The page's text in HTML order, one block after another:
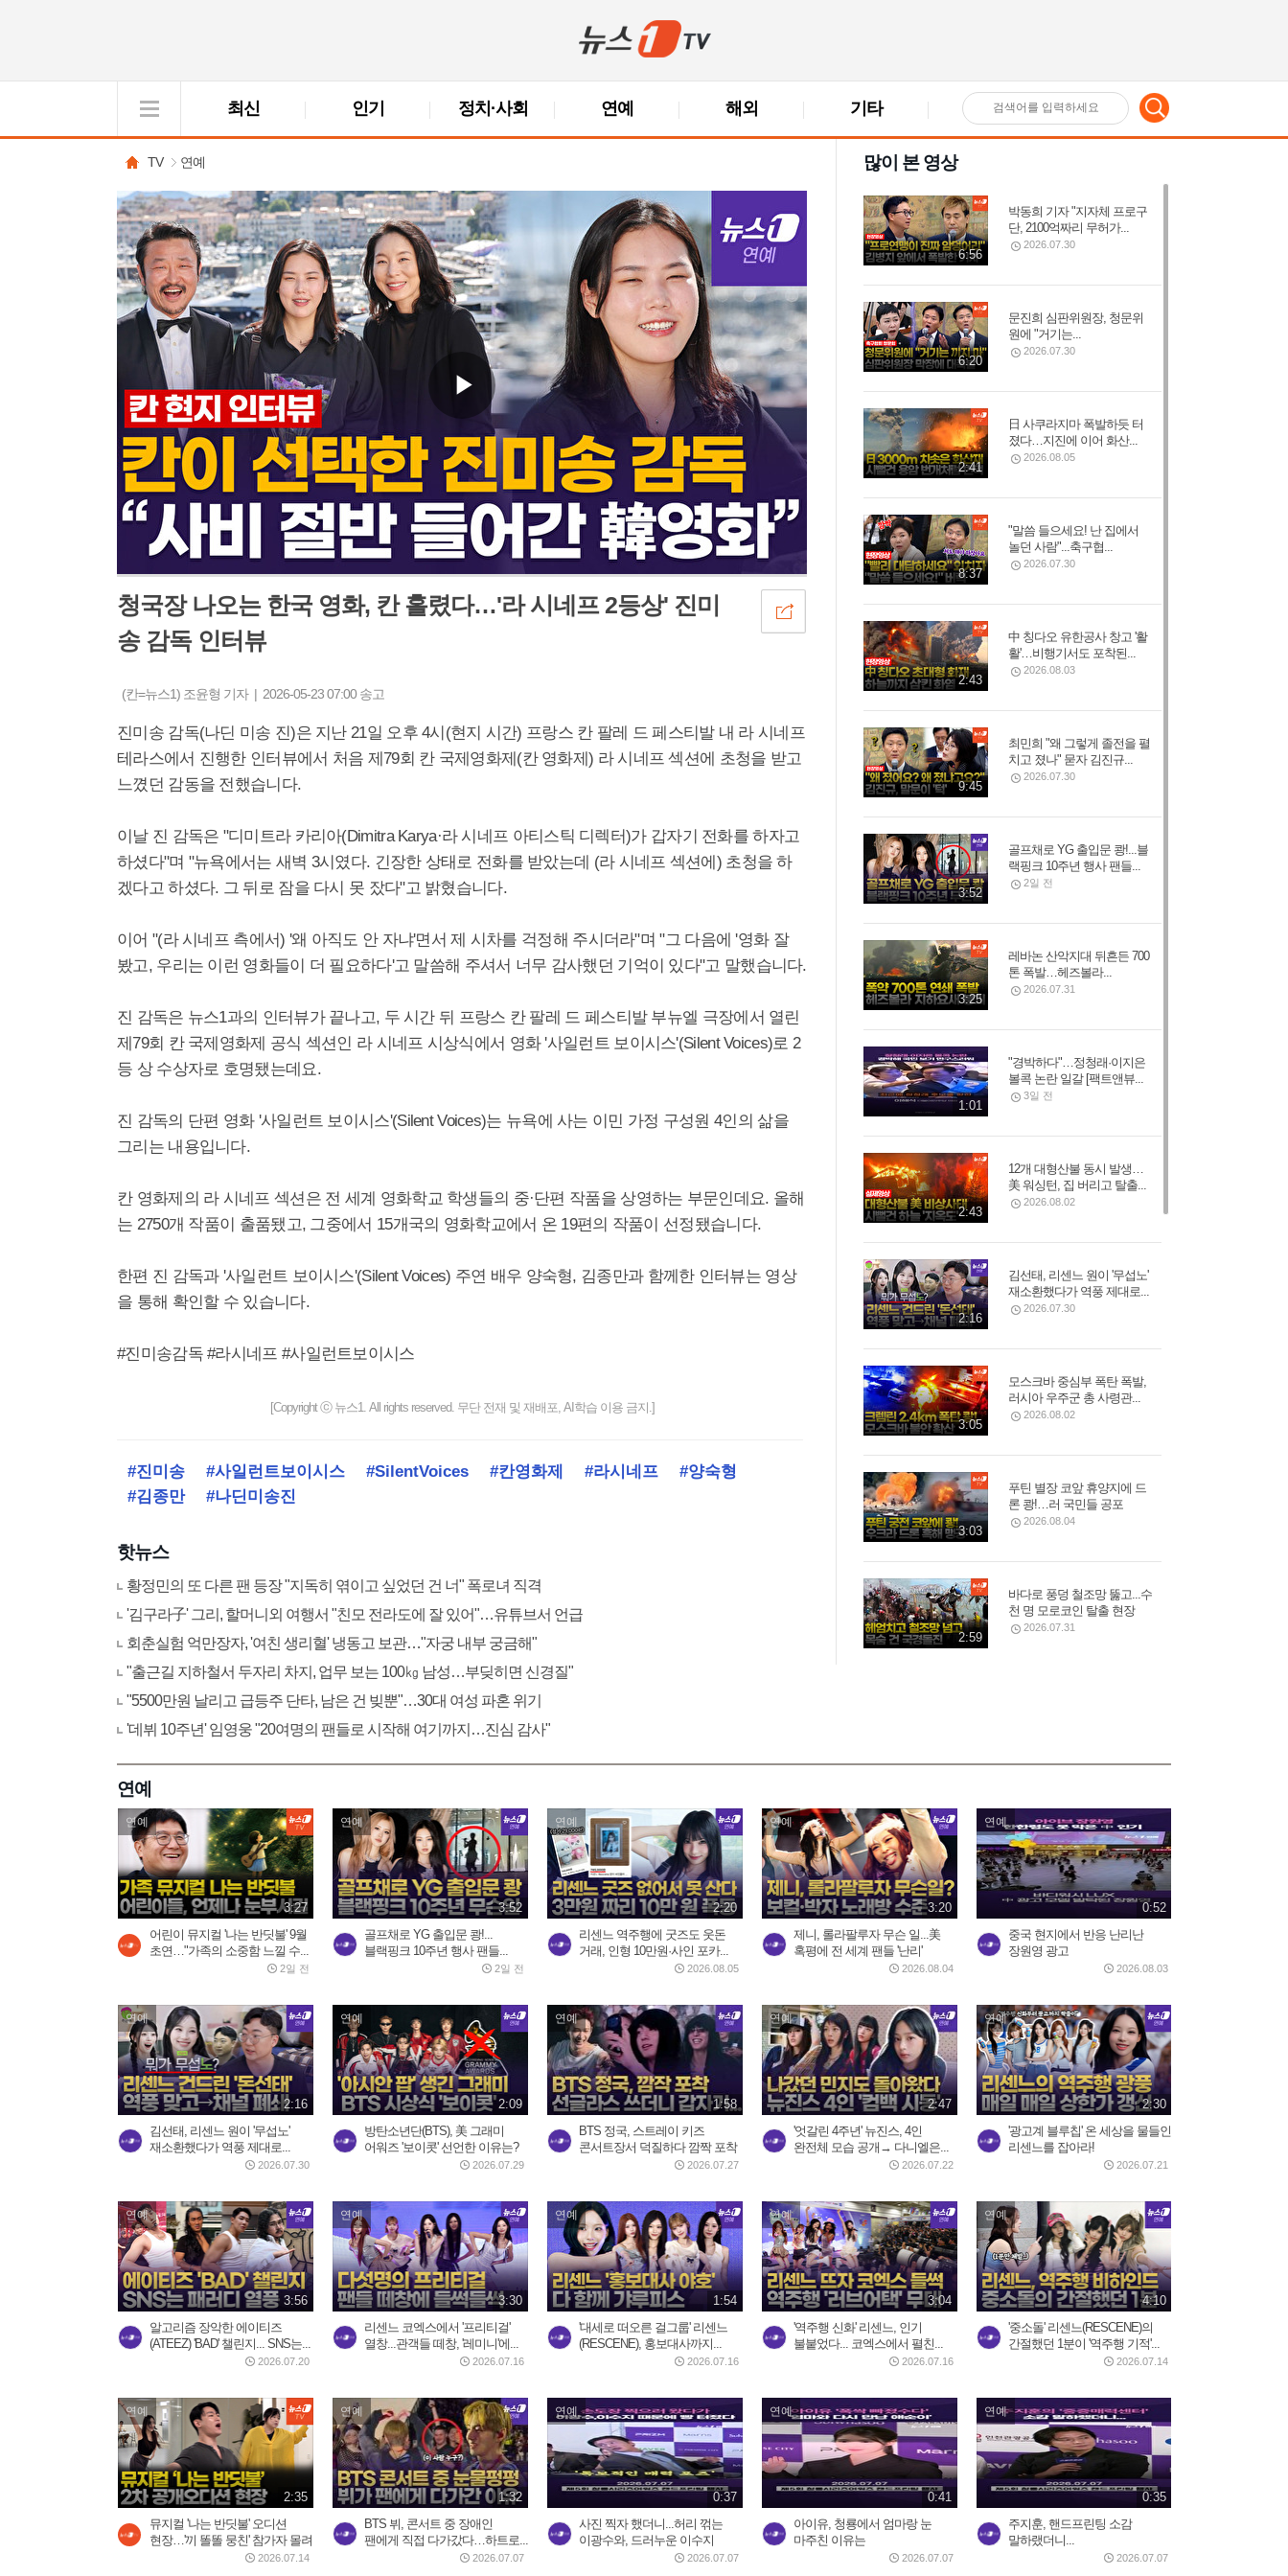
최신 인기 정치·사회 연예 해외 기타 검
어
입
력
TV 연예
청국장 나오는 한국 영화, 칸 홀렸다…'라 시네프 2등상' 진미
송 감독 인터뷰
(칸=뉴스1) 조윤형 기자 | 2026-05-23 07:00 송고
진미송 감독(나딘 미송 진)은 지난 21일 오후 4시(현지 시간) 프랑스 칸 팔레 드 페스티발 내 라 시네프
테라스에서 진행한 인터뷰에서 처음 제79회 칸 국제영화제(칸 영화제) 라 시네프 섹션에 초청을 받고
느꼈던 감동을 전했습니다.
이날 진 감독은 "디미트라 카리아(Dimitra Karya·라 시네프 아티스틱 디렉터)가 갑자기 전화를 하자고
하셨다"며 "뉴욕에서는 새벽 3시였다. 긴장한 상태로 전화를 받았는데 (라 시네프 섹션에) 초청을 하
겠다고 하셨다. 그 뒤로 잠을 다시 못 잤다"고 밝혔습니다.
이어 "(라 시네프 측에서) '왜 아직도 안 자냐'면서 제 시차를 걱정해 주시더라"며 "그 다음에 '영화 잘
봤고, 우리는 이런 영화들이 더 필요하다'고 말씀해 주셔서 너무 감사했던 기억이 있다"고 말했습니다.
진 감독은 뉴스1과의 인터뷰가 끝나고, 두 시간 뒤 프랑스 칸 팔레 드 페스티발 부뉴엘 극장에서 열린
제79회 칸 국제영화제 공식 섹션인 라 시네프 시상식에서 영화 '사일런트 보이시스'(Silent Voices)로 2
등 상 수상자로 호명됐는데요.
진 감독의 단편 영화 '사일런트 보이시스'(Silent Voices)는 뉴욕에 사는 이민 가정 구성원 4인의 삶을
그리는 내용입니다.
칸 영화제의 라 시네프 섹션은 전 세계 영화학교 학생들의 중·단편 작품을 상영하는 부문인데요. 올해
는 2750개 작품이 출품됐고, 그중에서 15개국의 영화학교에서 온 19편의 작품이 선정됐습니다.
한편 진 감독과 '사일런트 보이시스'(Silent Voices) 주연 배우 양숙형, 김종만과 함께한 인터뷰는 영상
을 통해 확인할 수 있습니다.
#진미송감독 #라시네프 #사일런트보이시스
[Copyright ⓒ 뉴스1. All rights reserved. 무단 전재 및 재배포, AI학습 이용 금지.]
#진미송 #사일런트보이시스 #SilentVoices #칸영화제 #라시네프
#양숙형
#김종만
#나딘미송진
핫뉴스
황정민의 또 다른 팬 등장 "지독히 엮이고 싶었던 건 너" 폭로녀 직격
'김구라子' 그리, 할머니외 여행서 "친모 전라도에 잘 있어"…유튜브서 언급
회춘실험 억만장자, '여친 생리혈' 냉동고 보관…"자궁 내부 궁금해"
"출근길 지하철서 두자리 차지, 업무 보는 100㎏ 남성…부딪히면 신경질"
"5500만원 날리고 급등주 단타, 남은 건 빚뿐"…30대 여성 파혼 위기
'데뷔 10주년' 임영웅 "20여명의 팬들로 시작해 여기까지…진심 감사"
많이 본 영상
6:56
박동희 기자 "지자체 프로구
단, 2100억짜리 무허가...
2026.07.30
6:20
문진희 심판위원장, 청문위
원에 "거기는...
2026.07.30
2:41
日 사쿠라지마 폭발하듯 터
졌다…지진에 이어 화산...
2026.08.05
8:37
"말씀 들으세요! 난 집에서
놀던 사람"...축구협...
2026.07.30
2:43
中 칭다오 유한공사 창고 '활
활'…비행기서도 포착된...
2026.08.03
9:45
최민희 "왜 그렇게 졸전을 펼
치고 졌나" 묻자 김진규...
2026.07.30
3:52
골프채로 YG 출입문 쾅!...블
랙핑크 10주년 행사 팬들...
2일 전
3:25
레바논 산악지대 뒤흔든 700
톤 폭발…헤즈볼라...
2026.07.31
1:01
"경박하다"…정청래·이지은
볼콕 논란 일갈 [팩트앤뷰...
3일 전
2:43
12개 대형산불 동시 발생…
美 워싱턴, 집 버리고 탈출...
2026.08.02
2:16
김선태, 리센느 원이 '무섭노'
재소환했다가 역풍 제대로...
2026.07.30
3:05
모스크바 중심부 폭탄 폭발,
러시아 우주군 총 사령관...
2026.08.02
3:03
푸틴 별장 코앞 휴양지에 드
론 쾅!…러 국민들 공포
2026.08.04
2:59
바다로 풍덩 철조망 뚫고...수
천 명 모로코인 탈출 현장
2026.07.31
2:20
美, 이란에 '2주 대공습' 카드
만지작…"미사일 역량...
2026.07.30
15:23
원…"IMF에 이은 JMF...
2026.07.31
0:52
중국 현지에서 반응 난리난
장원영 광고
2026.08.03
트럼프 “이란 두들겨 팰 것”…
사우디, 이라크·후티...
3:20
제니, 롤라팔루자 무슨 일...
美 혹평에 전 세계 팬들 '난리'
2026.08.04
연예
연예
3:27
어린이 뮤지컬 '나는 반딧불' 9월
초연…"가족의 소중함 느낄 수...
2일 전
연예
3:52
골프채로 YG 출입문 쾅!...
블랙핑크 10주년 행사 팬들...
2일 전
연예
2:20
리센느 역주행에 굿즈도 웃돈
거래, 인형 10만원·사인 포카...
2026.08.05
연예
3:20
제니, 롤라팔루자 무슨 일...美
혹평에 전 세계 팬들 '난리'
2026.08.04
연예
0:52
중국 현지에서 반응 난리난
장원영 광고
2026.08.03
연예
2:16
김선태, 리센느 원이 '무섭노'
재소환했다가 역풍 제대로...
2026.07.30
연예
2:09
방탄소년단(BTS), 美 그래미
어워즈 '보이콧' 선언한 이유는?
2026.07.29
연예
1:58
BTS 정국, 스트레이 키즈
콘서트장서 덕질하다 깜짝 포착
2026.07.27
연예
2:47
'엇갈린 4주년' 뉴진스, 4인
완전체 모습 공개→ 다니엘은...
2026.07.22
연예
2:30
'광고계 블루칩' 온 세상을 물들인
리센느를 잡아라!
2026.07.21
연예
3:56
알고리즘 장악한 에이티즈
(ATEEZ) 'BAD' 챌린지... SNS는...
2026.07.20
연예
3:30
리센느 코엑스에서 '프리티걸'
열창...관객들 떼창, '레미니'에...
2026.07.16
연예
1:54
'대세로 떠오른 걸그룹' 리센느
(RESCENE), 홍보대사까지...
2026.07.16
연예
3:04
'역주행 신화' 리센느, 인기
불붙었다... 코엑스에서 펼친...
2026.07.16
연예
4:10
'중소돌' 리센느(RESCENE)의
간절했던 1분이 '역주행 기적'...
2026.07.14
연예
2:35
뮤지컬 '나는 반딧불' 오디션
현장…'끼 똘똘 뭉친' 참가자 몰려
2026.07.14
연예
1:32
BTS 뷔, 콘서트 중 장애인
팬에게 직접 다가갔다…하트로...
2026.07.07
연예
0:37
사진 찍자 했더니...허리 꺾는
이광수와, 드러누운 이수지
2026.07.07
연예
0:41
아이유, 청룡에서 엄마랑 눈
마주친 이유는
2026.07.07
연예
0:35
주지훈, 핸드프린팅 소감
말하랬더니...
2026.07.07